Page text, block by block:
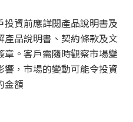
資前應詳閱產品說明書及
品說明書、契約條款及文
。客戶需隨時觀察市場變
，市場的變動可能令投資
金額